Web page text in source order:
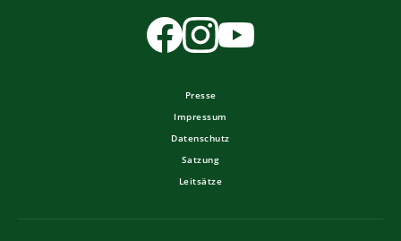
Presse
Impressum
Datenschutz
Satzung
Leitsätze